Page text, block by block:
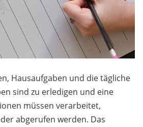
Hausaufgaben und die tägliche
sind zu erledigen und eine
müssen verarbeitet,
abgerufen werden. Das